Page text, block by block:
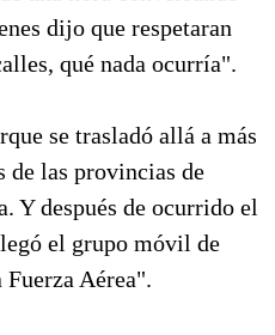
dijo que respetaran
qué nada ocurría".
se trasladó allá a más
de las provincias de
Y después de ocurrido el
el grupo móvil de
Fuerza Aérea".